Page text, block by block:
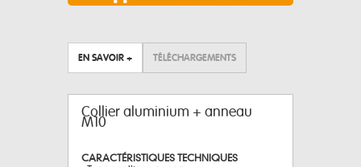
EN SAVOIR + TÉLÉCHARGEMENTS
Collier aluminium + anneau
M10
CARACTÉRISTIQUES TECHNIQUES